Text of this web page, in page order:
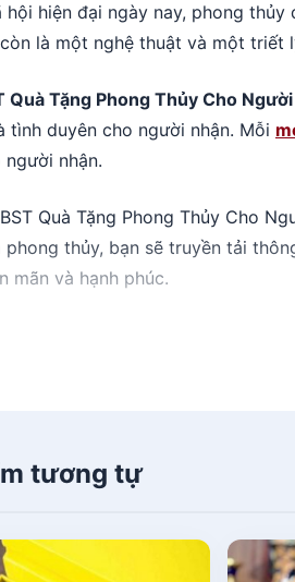
hội hiện đại ngày nay, phong
là một nghệ thuật và một triết
Quà Tặng Phong Thủy Cho
tình duyên cho người nhận. Mỗi
người nhận.
Quà Tặng Phong Thủy Cho
phong thủy, bạn sẽ truyền tải
mãn và hạnh phúc.
quà tặng phong thủy cũng là một
và tinh tế, được chọn lựa cẩn
phong tụy đã trở thành một
BST Quà Tặng Phong Thủy
tương tự